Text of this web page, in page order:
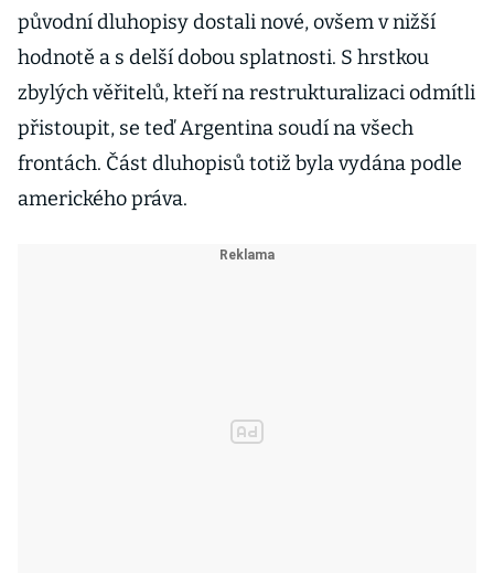
původní dluhopisy dostali nové, ovšem v nižší
hodnotě a s delší dobou splatnosti. S hrstkou
zbylých věřitelů, kteří na restrukturalizaci odmítli
přistoupit, se teď Argentina soudí na všech
frontách. Část dluhopisů totiž byla vydána podle
amerického práva.